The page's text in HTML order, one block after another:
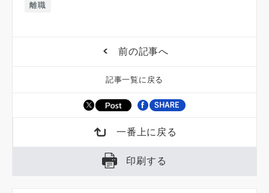
離職
前の記事へ
記事一覧に戻る
一番上に戻る
印刷する